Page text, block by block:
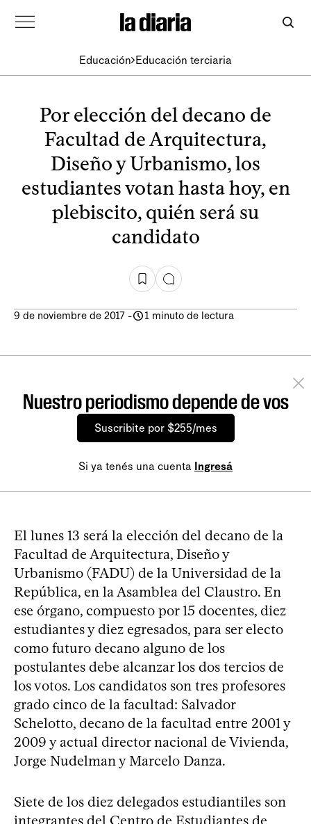
Educación Educación terciaria
Por elección del decano de
Facultad de Arquitectura,
Diseño y Urbanismo, los
estudiantes votan hasta hoy, en
plebiscito, quién será su
candidato
9 de noviembre de 2017 - 1 minuto de lectura
Nuestro periodismo depende de vos
Suscribite por $255/mes
Si ya tenés una cuenta Ingresá
El lunes 13 será la elección del decano de la
Facultad de Arquitectura, Diseño y
Urbanismo (FADU) de la Universidad de la
República, en la Asamblea del Claustro. En
ese órgano, compuesto por 15 docentes, diez
estudiantes y diez egresados, para ser electo
como futuro decano alguno de los
postulantes debe alcanzar los dos tercios de
los votos. Los candidatos son tres profesores
grado cinco de la facultad: Salvador
Schelotto, decano de la facultad entre 2001 y
2009 y actual director nacional de Vivienda,
Jorge Nudelman y Marcelo Danza.
Siete de los diez delegados estudiantiles son
integrantes del Centro de Estudiantes de